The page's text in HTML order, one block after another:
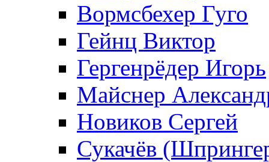
Вормсбехер Гуго
Гейнц Виктор
Гергенрёдер Игорь
Майснер
Новиков Сергей
Сукачёв